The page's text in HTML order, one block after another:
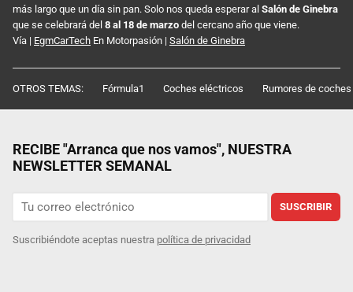
más largo que un día sin pan. Solo nos queda esperar al Salón de Ginebra
que se celebrará del 8 al 18 de marzo del cercano año que viene.
Vía | EgmCarTech En Motorpasión | Salón de Ginebra
OTROS TEMAS: Fórmula1 Coches eléctricos Rumores de coches
RECIBE "Arranca que nos vamos", NUESTRA
NEWSLETTER SEMANAL
SUSCRIBIR
Suscribiéndote aceptas nuestra política de privacidad